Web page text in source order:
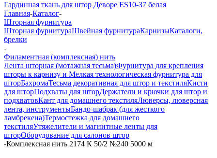
Гардинная ткань для штор Деворе ES10-37 белая
Главная-Каталог-
Шторная фурнитура
Шторная фурнитураШвейная фурнитураКарнизыКаталоги,
брелки
-
Филаментная (комплексная) нить
Лента шторная (мотажная тесьма)Фурнитура для крепления
шторы к карнизу и Мелкая технологическая фурнитура для
шторБахромаТесьма декоративная для штор и текстиляКисти
для шторПодхваты для шторДержатели и крючки для штор и
подхватовКант для домашнего текстиляЛюверсы, люверсная
лента, инструментыБандо-шабрак (для жесткого
ламбрекена)Термостежка для домашнего
текстиляУтяжелители и магнитные ленты для
шторОборудование для салонов штор
-Комплексная нить 2174 К 50/2 №240 5000 м